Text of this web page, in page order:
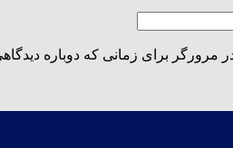
مرورگر برای زمانی که دوباره